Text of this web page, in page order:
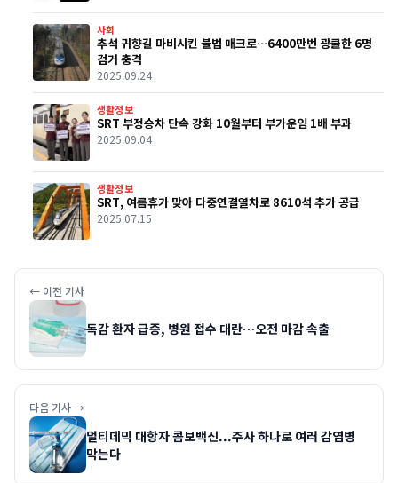
사회
추석 귀향길 마비시킨 불법 매크로…6400만번 광클한 6명
검거 충격
2025.09.24
생활정보
SRT 부정승차 단속 강화 10월부터 부가운임 1배 부과
2025.09.04
생활정보
SRT, 여름휴가 맞아 다중연결열차로 8610석 추가 공급
2025.07.15
← 이전 기사
독감 환자 급증, 병원 접수 대란…오전 마감 속출
다음 기사 →
멀티데믹 대항자 콤보백신...주사 하나로 여러 감염병
막는다